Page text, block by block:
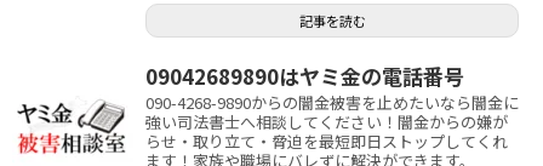
記事を読む
09042689890はヤミ金の電話番号
090-4268-9890からの闇金被害を止めたいなら闇金に
強い司法書士へ相談してください！闇金からの嫌が
らせ・取り立て・脅迫を最短即日ストップしてくれ
ます！家族や職場にバレずに解決ができます。